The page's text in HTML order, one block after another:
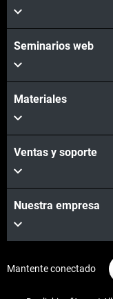
Seminarios web
Materiales
Ventas y soporte
Nuestra empresa
Mantente conectado